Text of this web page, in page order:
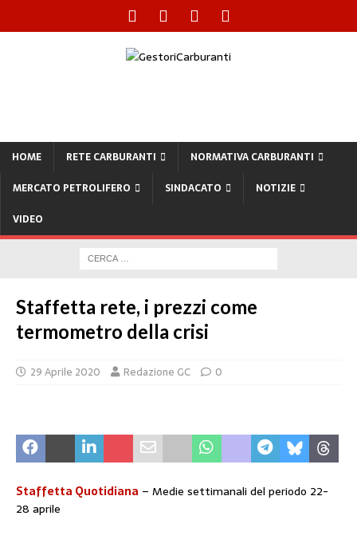
HOME RETE CARBURANTI
NORMATIVA CARBURANTI
MERCATO PETROLIFERO
SINDACATO
NOTIZIE
VIDEO
Staffetta rete, i prezzi come
termometro della crisi
29 Aprile 2020 Redazione GC 0
Staffetta Quotidiana – Medie settimanali del periodo 22-
28 aprile